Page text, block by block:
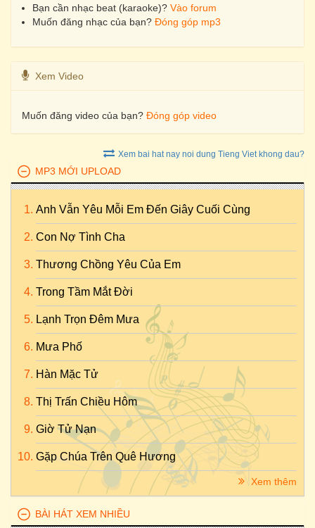
Bạn cần nhạc beat (karaoke)? Vào forum
Muốn đăng nhạc của bạn? Đóng góp mp3
Xem Video
Muốn đăng video của bạn? Đóng góp video
Xem bai hat nay noi dung Tieng Viet khong dau?
MP3 MỚI UPLOAD
Anh Vẫn Yêu Mỗi Em Đến Giây Cuối Cùng
Con Nợ Tình Cha
Thương Chồng Yêu Của Em
Trong Tầm Mắt Đời
Lạnh Trọn Đêm Mưa
Mưa Phố
Hàn Mặc Tử
Thị Trấn Chiều Hôm
Giờ Tử Nạn
Gặp Chúa Trên Quê Hương
Xem thêm
BÀI HÁT XEM NHIỀU